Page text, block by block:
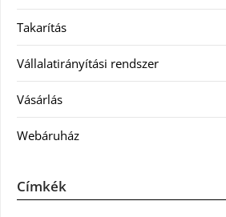
Takarítás
Vállalatirányítási rendszer
Vásárlás
Webáruház
Címkék